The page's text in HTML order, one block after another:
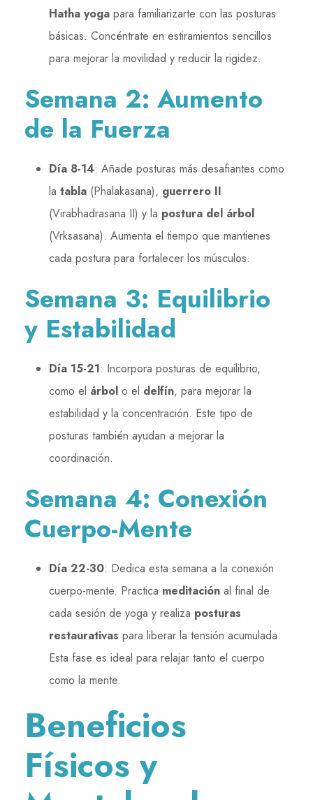
Hatha yoga para familiarizarte con las posturas
básicas. Concéntrate en estiramientos sencillos
para mejorar la movilidad y reducir la rigidez.
Semana 2: Aumento
de la Fuerza
Día 8-14: Añade posturas más desafiantes como
la tabla (Phalakasana), guerrero II
(Virabhadrasana II) y la postura del árbol
(Vrksasana). Aumenta el tiempo que mantienes
cada postura para fortalecer los músculos.
Semana 3: Equilibrio
y Estabilidad
Día 15-21: Incorpora posturas de equilibrio,
como el árbol o el delfín, para mejorar la
estabilidad y la concentración. Este tipo de
posturas también ayudan a mejorar la
coordinación.
Semana 4: Conexión
Cuerpo-Mente
Día 22-30: Dedica esta semana a la conexión
cuerpo-mente. Practica meditación al final de
cada sesión de yoga y realiza posturas
restaurativas para liberar la tensión acumulada.
Esta fase es ideal para relajar tanto el cuerpo
como la mente.
Beneficios
Físicos y